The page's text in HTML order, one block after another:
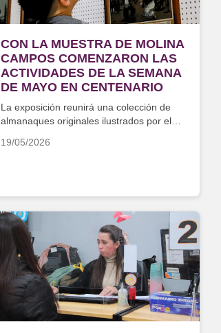
CON LA MUESTRA DE MOLINA
CAMPOS COMENZARON LAS
ACTIVIDADES DE LA SEMANA
DE MAYO EN CENTENARIO
La exposición reunirá una colección de
almanaques originales ilustrados por el
19/05/2026